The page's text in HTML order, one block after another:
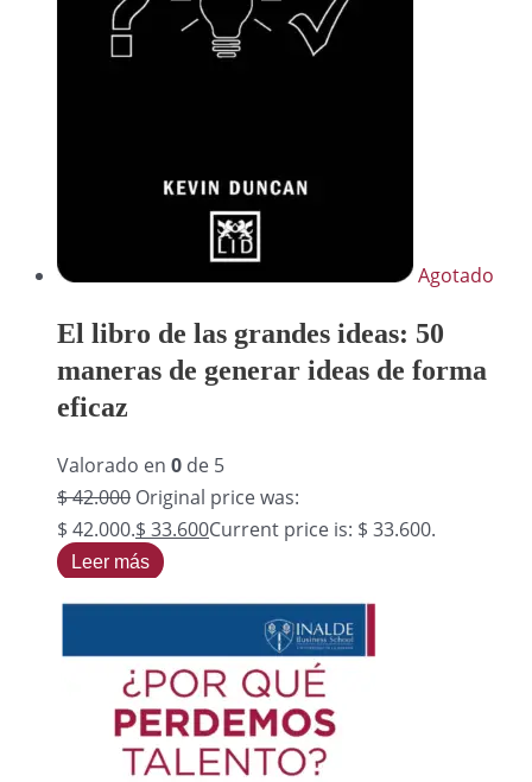
Agotado
El libro de las grandes ideas: 50
maneras de generar ideas de forma
eficaz
Valorado en 0 de 5
$42.000 Original price was:
$ 42.000.$ 33.600Current price is: $ 33.600.
Leer más